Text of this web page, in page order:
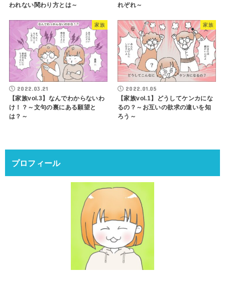
われない関わり方とは～
れぞれ～
家族
2022.03.21
【家族vol.3】なんでわからないわ
け！？～文句の裏にある願望と
は？～
家族
2022.01.05
【家族vol.1】どうしてケンカにな
るの？～お互いの欲求の違いを知
ろう～
プロフィール